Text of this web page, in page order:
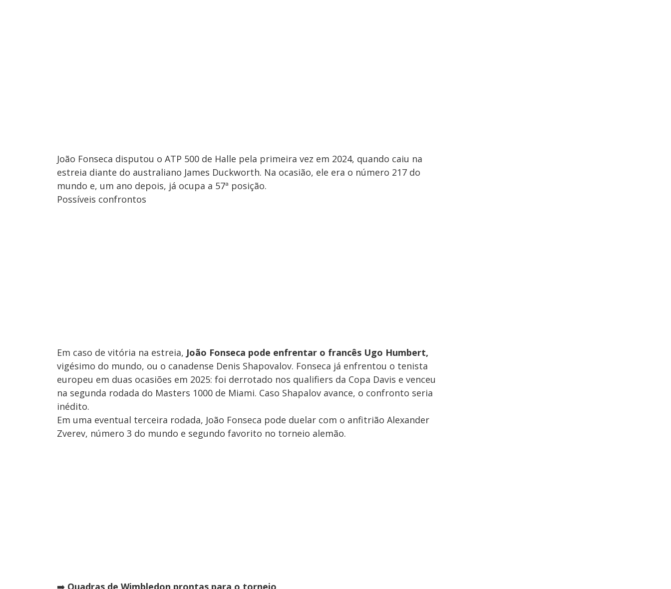
João Fonseca disputou o ATP 500 de Halle pela primeira vez em 2024, quando caiu na
estreia diante do australiano James Duckworth. Na ocasião, ele era o número 217 do
mundo e, um ano depois, já ocupa a 57ª posição.
Possíveis confrontos
Em caso de vitória na estreia, João Fonseca pode enfrentar o francês Ugo Humbert,
vigésimo do mundo, ou o canadense Denis Shapovalov. Fonseca já enfrentou o tenista
europeu em duas ocasiões em 2025: foi derrotado nos qualifiers da Copa Davis e venceu
na segunda rodada do Masters 1000 de Miami. Caso Shapalov avance, o confronto seria
inédito.
Em uma eventual terceira rodada, João Fonseca pode duelar com o anfitrião Alexander
Zverev, número 3 do mundo e segundo favorito no torneio alemão.
➡️ Quadras de Wimbledon prontas para o torneio